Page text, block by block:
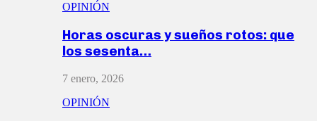
OPINIÓN
Horas oscuras y sueños rotos: que
los sesenta…
7 enero, 2026
OPINIÓN